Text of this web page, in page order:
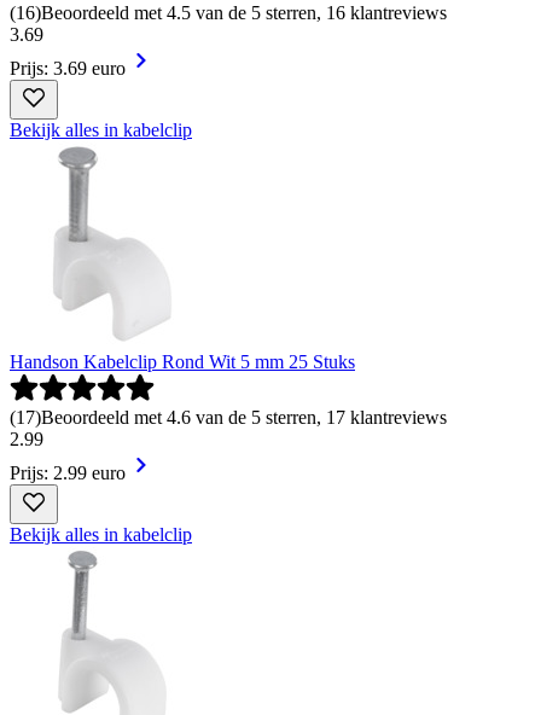
(16)Beoordeeld met 4.5 van de 5 sterren, 16 klantreviews
3.69
Prijs: 3.69 euro
Bekijk alles in kabelclip
Handson Kabelclip Rond Wit 5 mm 25 Stuks
(17)Beoordeeld met 4.6 van de 5 sterren, 17 klantreviews
2.99
Prijs: 2.99 euro
Bekijk alles in kabelclip